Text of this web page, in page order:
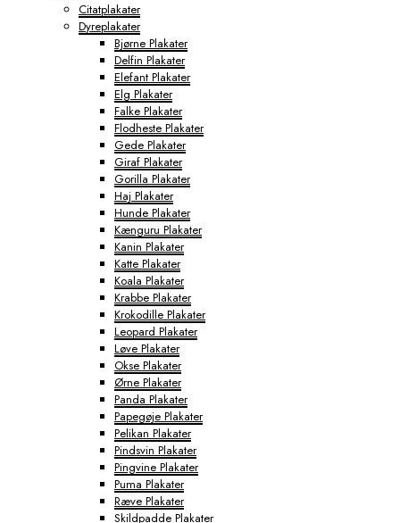
Citatplakater
Dyreplakater
Bjørne Plakater
Delfin Plakater
Elefant Plakater
Elg Plakater
Falke Plakater
Flodheste Plakater
Gede Plakater
Giraf Plakater
Gorilla Plakater
Haj Plakater
Hunde Plakater
Kænguru Plakater
Kanin Plakater
Katte Plakater
Koala Plakater
Krabbe Plakater
Krokodille Plakater
Leopard Plakater
Løve Plakater
Okse Plakater
Ørne Plakater
Panda Plakater
Papegøje Plakater
Pelikan Plakater
Pindsvin Plakater
Pingvine Plakater
Puma Plakater
Ræve Plakater
Skildpadde Plakater